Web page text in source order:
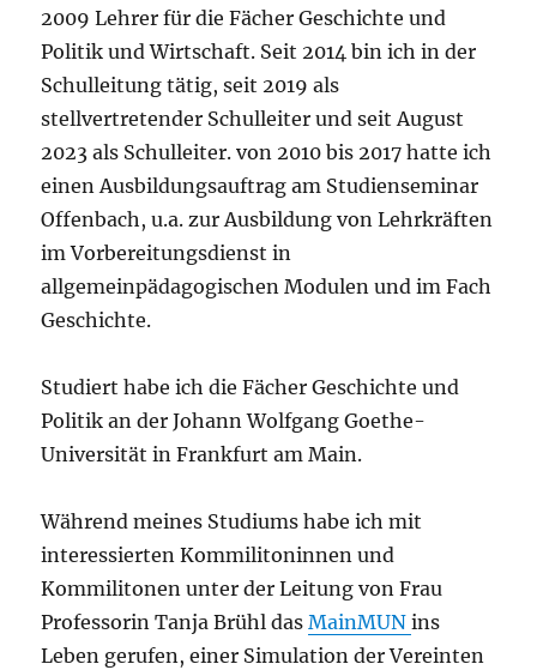
2009 Lehrer für die Fächer Geschichte und
Politik und Wirtschaft. Seit 2014 bin ich in der
Schulleitung tätig, seit 2019 als
stellvertretender Schulleiter und seit August
2023 als Schulleiter. von 2010 bis 2017 hatte ich
einen Ausbildungsauftrag am Studienseminar
Offenbach, u.a. zur Ausbildung von Lehrkräften
im Vorbereitungsdienst in
allgemeinpädagogischen Modulen und im Fach
Geschichte.
Studiert habe ich die Fächer Geschichte und
Politik an der Johann Wolfgang Goethe-
Universität in Frankfurt am Main.
Während meines Studiums habe ich mit
interessierten Kommilitoninnen und
Kommilitonen unter der Leitung von Frau
Professorin Tanja Brühl dasMainMUNins
Leben gerufen, einer Simulation der Vereinten